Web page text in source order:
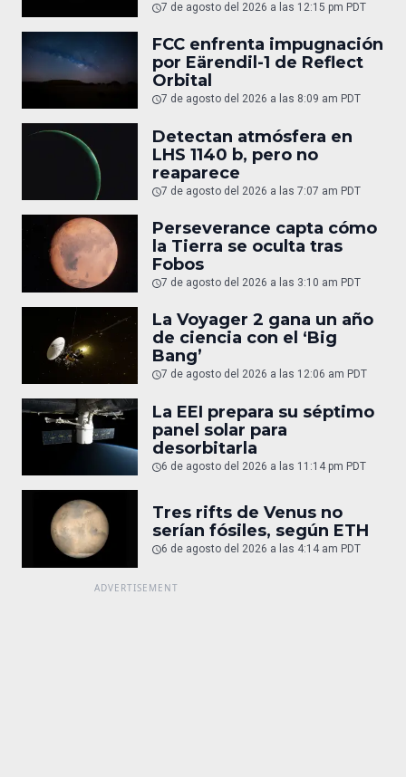
7 de agosto del 2026 a las 12:15 pm PDT
FCC enfrenta impugnación
por Eärendil-1 de Reflect
Orbital
7 de agosto del 2026 a las 8:09 am PDT
Detectan atmósfera en
LHS 1140 b, pero no
reaparece
7 de agosto del 2026 a las 7:07 am PDT
Perseverance capta cómo
la Tierra se oculta tras
Fobos
7 de agosto del 2026 a las 3:10 am PDT
La Voyager 2 gana un año
de ciencia con el ‘Big
Bang’
7 de agosto del 2026 a las 12:06 am PDT
La EEI prepara su séptimo
panel solar para
desorbitarla
6 de agosto del 2026 a las 11:14 pm PDT
Tres rifts de Venus no
serían fósiles, según ETH
6 de agosto del 2026 a las 4:14 am PDT